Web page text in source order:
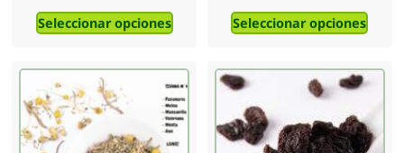
Seleccionar opciones Seleccionar opciones